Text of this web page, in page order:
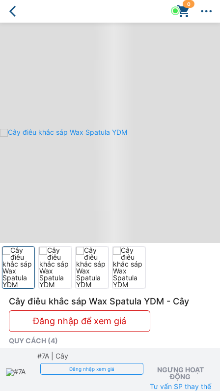
0
Cây
YDM
Cây điêu khắc sáp Wax Spatula YDM - Cây
Đăng nhập để xem giá
QUY CÁCH (4)
#7A
| Cây
Đăng nhập xem giá
NGƯNG HOẠT
ĐỘNG
Tư vấn SP thay thế